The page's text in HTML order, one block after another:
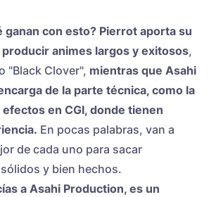
ganan con esto? Pierrot aporta su
animes largos y exitosos,
"Black Clover", mientras que Asahi
de la parte técnica, como la
en CGI, donde tienen
En pocas palabras, van a
de cada uno para sacar
y bien hechos.
a Asahi Production, es un